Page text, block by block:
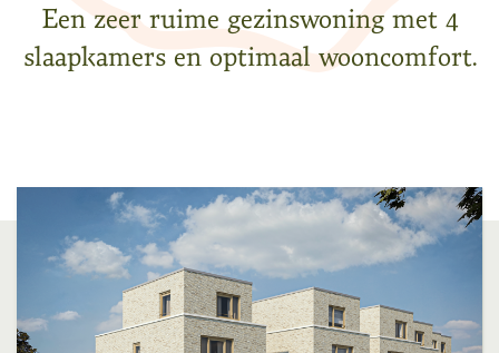
Een zeer ruime gezinswoning met 4
slaapkamers en optimaal wooncomfort.